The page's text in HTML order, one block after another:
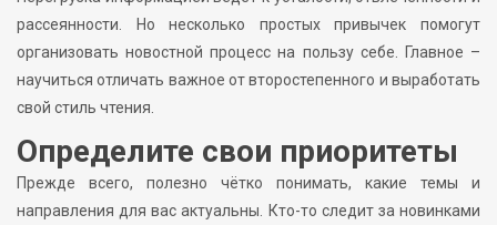
рассеянности. Но несколько простых привычек помогут
организовать новостной процесс на пользу себе. Главное –
научиться отличать важное от второстепенного и выработать
свой стиль чтения.
Определите свои приоритеты
Прежде всего, полезно чётко понимать, какие темы и
направления для вас актуальны. Кто-то следит за новинками